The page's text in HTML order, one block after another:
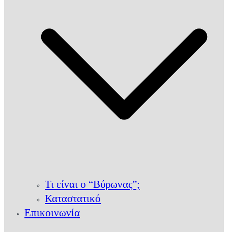
Τι είναι ο “Βύρωνας”;
Καταστατικό
Επικοινωνία